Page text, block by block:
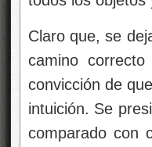
Claro que, se
camino
convicción de
intuición. Se
comparado con